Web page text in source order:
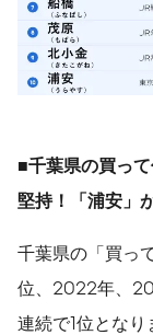
■千葉県の買っ
堅持！「浦安」
千葉県の「買っ
位、2022年、
連続で1位とな